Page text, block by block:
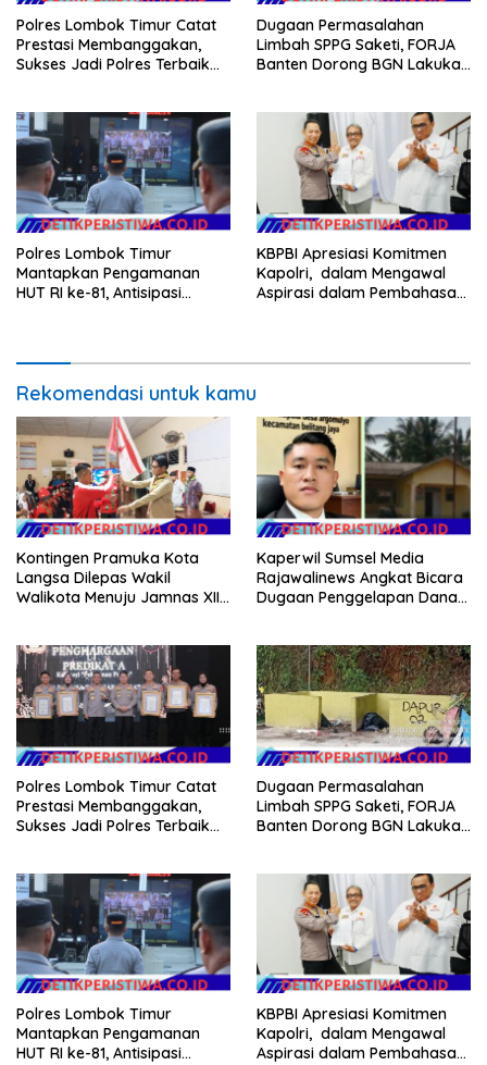
Polres Lombok Timur Catat
Prestasi Membanggakan,
Sukses Jadi Polres Terbaik
Dugaan Permasalahan
Limbah SPPG Saketi, FORJA
Banten Dorong BGN Lakukan
Polres Lombok Timur
Mantapkan Pengamanan
HUT RI ke-81, Antisipasi
KBPBI Apresiasi Komitmen
Kapolri, dalam Mengawal
Aspirasi dalam Pembahasan
Rekomendasi untuk kamu
Kontingen Pramuka Kota
Langsa Dilepas Wakil
Walikota Menuju Jamnas XII
Kaperwil Sumsel Media
Rajawalinews Angkat Bicara
Dugaan Penggelapan Dana
Hilang 3 Bulan Bawa
Anggaran Pembangunan
Polres Lombok Timur Catat
Prestasi Membanggakan,
Sukses Jadi Polres Terbaik
Dugaan Permasalahan
Limbah SPPG Saketi, FORJA
Banten Dorong BGN Lakukan
Polres Lombok Timur
Mantapkan Pengamanan
HUT RI ke-81, Antisipasi
KBPBI Apresiasi Komitmen
Kapolri, dalam Mengawal
Aspirasi dalam Pembahasan